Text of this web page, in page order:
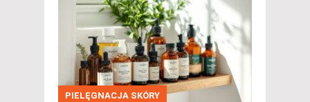
PIELĘGNACJA SKÓRY